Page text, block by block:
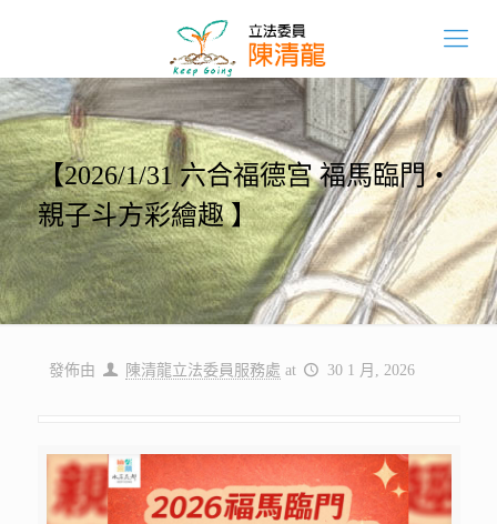
【2026/1/31 六合福德宫 福馬臨門・
親子斗方彩繪趣 】
發佈由 陳清龍立法委員服務處 at 30 1 月, 2026